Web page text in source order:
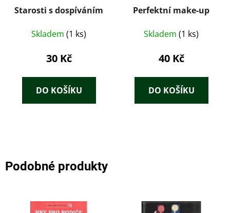
Starosti s dospíváním
Skladem (1 ks)
30 Kč
DO KOŠÍKU
Perfektní make-up
Skladem (1 ks)
40 Kč
DO KOŠÍKU
Podobné produkty